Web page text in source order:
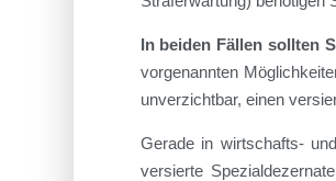
In beiden Fällen sollten
vorgenannten
unverzichtbar, einen
Gerade in wirtschafts-
versierte